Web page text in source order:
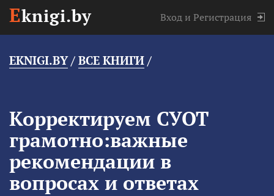
Eknigi.by Вход и Регистрация
EKNIGI.BY/ ВСЕ КНИГИ /
Корректируем СУОТ
грамотно:важные
рекомендации в
вопросах и ответах